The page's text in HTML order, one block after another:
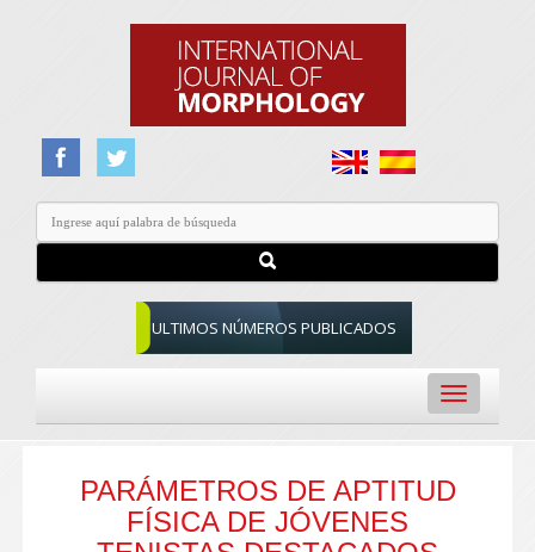
ULTIMOS NÚMEROS PUBLICADOS
Toggle
navigation
PARÁMETROS DE APTITUD
FÍSICA DE JÓVENES